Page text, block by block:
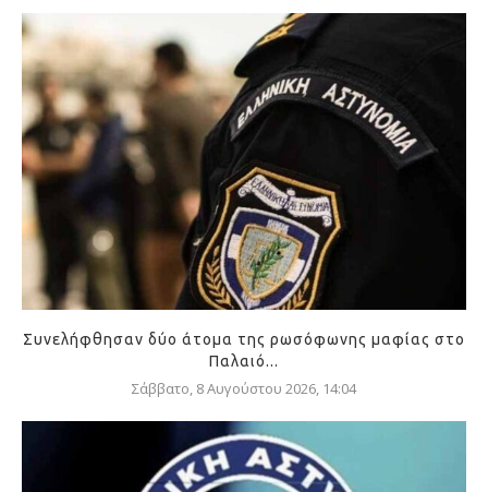
Συνελήφθησαν δύο άτομα της ρωσόφωνης μαφίας στο
Παλαιό...
Σάββατο, 8 Αυγούστου 2026, 14:04